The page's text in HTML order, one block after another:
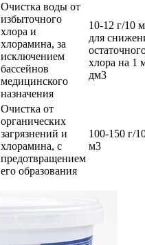
Очистка воды от
избыточного
хлора и
хлорамина, за
исключением
бассейнов
медицинского
назначения
10-12 г/10
для
хлора на 1
дм3
Очистка от
органических
загрязнений и
хлорамина, с
предотвращением
его образования
100-150 г/
м3